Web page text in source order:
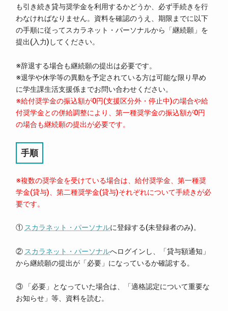
も引き続き貸与奨学金を利用するかどうか、必ず手続きを行
わなければなりません。資料を確認のうえ、期限までに以下
の手順に従ってスカラネット・パーソナルから「継続願」を
提出(入力)してください。
※辞退する場合も継続願の提出は必要です。
※退学や休学等の異動を予定されている方は可能な限り早め
に学生課生活支援係までお問い合わせください。
※給付奨学金の振込額が0円(支援区分外・停止中)の場合や給
付奨学金との併給調整により、第一種奨学金の振込額が0円
の場合も継続願の提出が必要です。
手順
※複数の奨学金を受けている場合は、給付奨学金、第一種奨
学金(貸与)、第二種奨学金(貸与)それぞれについて手続きが必
要です。
① スカラネット・パーソナルに登録する(未登録者のみ)。
② スカラネット・パーソナルへログインし、「貸与額通知」
から継続願の提出が「必要」になっているか確認する。
③ 「必要」となっていた場合は、「適格認定について重要な
お知らせ」等、資料を読む。